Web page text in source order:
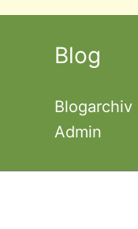
Blog
Blogarchiv
Admin